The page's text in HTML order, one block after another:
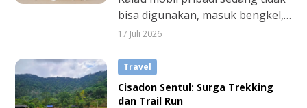
di sepanjang jalan.
bisa digunakan, masuk bengkel,
atau memang belum punya
instan dengan Pick Up Now
TRACtoGo bisa jadi solusi.
17 Juli 2026
Travel
Cisadon Sentul: Surga Trekking
dan Trail Run